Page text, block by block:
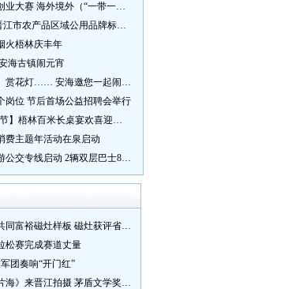
全国博士后创新创业大赛 海外境外（“一带一路”）赛七大赛道等你来战
最高奖金3万元 晋江市农产品区域公用品牌标识Logo及特色农产品包装设计征集活动正式启动
火梧林庆丰年
海古镇闹元宵
攻炮城、猜灯谜、赏花灯…… 安海邀您一起闹元宵
岗位 节后首场公益招聘会举行
【网络中国节•春节】梧林百米长桌宴欢喜迎新春
费主题年活动在泉启动
晋江春节免费旅游公交专线启动 2辆双层巴士8辆铛铛车带你游
打造产城融合、共同富裕磁灶样板 磁灶获评省级乡村振兴示范乡镇
松赛完成赛道丈量
团奏响“开门红”
纪录片《走近这片海》来晋江拍摄 茅盾文学奖得主麦家探寻晋江“海海”人生